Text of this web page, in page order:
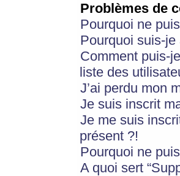
Problèmes de
Pourquoi ne
Pourquoi suis-
Comment puis-
liste des
J’ai perdu mon
Je suis inscrit
Je me suis
présent ?!
Pourquoi ne
A quoi sert